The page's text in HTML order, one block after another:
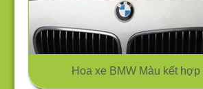
Hoa xe BMW Màu kết hợp